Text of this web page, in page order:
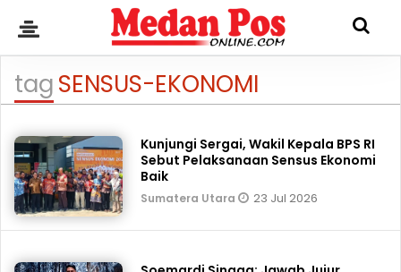
tagSENSUS-EKONOMI
Kunjungi Sergai, Wakil Kepala BPS RI
Sebut Pelaksanaan Sensus Ekonomi
Baik
Sumatera Utara 23 Jul 2026